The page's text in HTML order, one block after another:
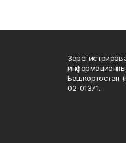
Башкортостан
02-01371.